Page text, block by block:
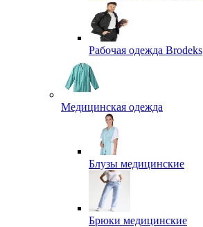
Рабочая одежда Brodeks
Медицинская одежда
Блузы медицинские
Брюки медицинские